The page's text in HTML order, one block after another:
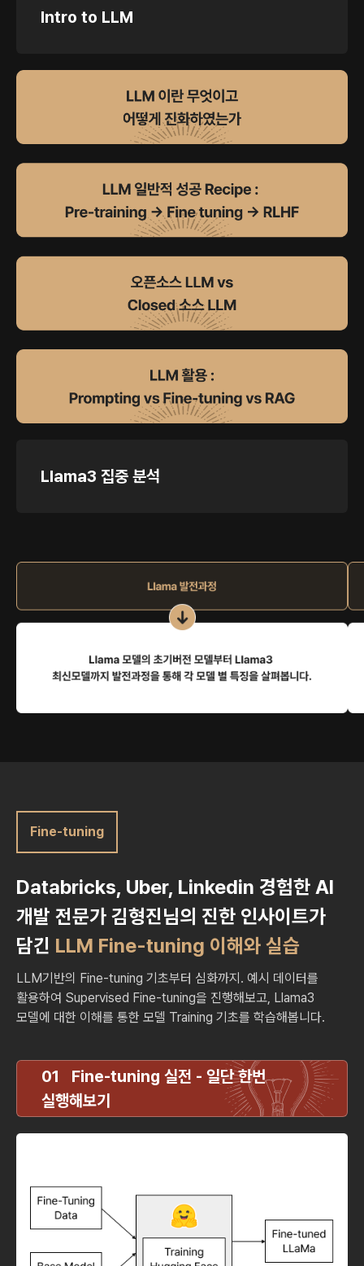
Intro to LLM
Llama3 집중 분석
Fine-tuning
Databricks, Uber, Linkedin 경험한 AI
개발 전문가 김형진님의 진한 인사이트가
담긴 LLM Fine-tuning 이해와 실습
LLM기반의 Fine-tuning 기초부터 심화까지. 예시 데이터를
활용하여 Supervised Fine-tuning을 진행해보고, Llama3
모델에 대한 이해를 통한 모델 Training 기초를 학습해봅니다.
01 Fine-tuning 실전 - 일단 한번
실행해보기